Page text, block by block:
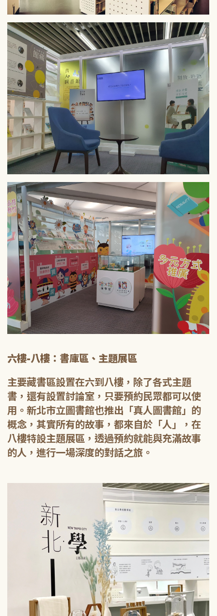
六樓-八樓：書庫區、主題展區
主要藏書區設置在六到八樓，除了各式主題
書，還有設置討論室，只要預約民眾都可以使
用。新北市立圖書館也推出「真人圖書館」的
概念，其實所有的故事，都來自於「人」，在
八樓特設主題展區，透過預約就能與充滿故事
的人，進行一場深度的對話之旅。